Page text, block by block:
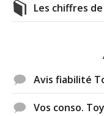
Les chiffres
Avis fiabilité
Vos conso.